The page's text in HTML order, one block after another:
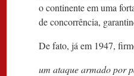
o continente em uma
de concorrência,
De fato, já em 1947,
um ataque armado por